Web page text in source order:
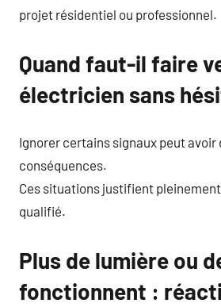
projet résidentiel ou professionnel.
Quand faut-il faire
électricien sans
Ignorer certains signaux peut avoir
conséquences.
Ces situations justifient pleinement
qualifié.
Plus de lumière ou
fonctionnent :